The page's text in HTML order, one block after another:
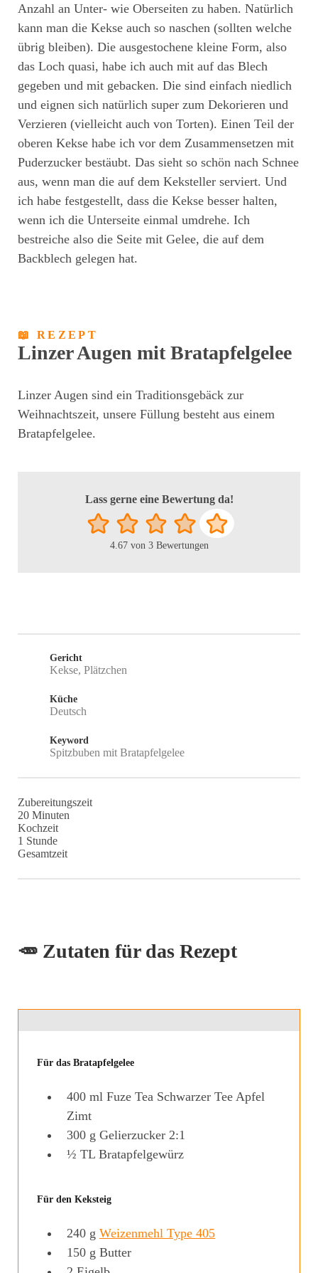
Anzahl an Unter- wie Oberseiten zu haben. Natürlich
kann man die Kekse auch so naschen (sollten welche
übrig bleiben). Die ausgestochene kleine Form, also
das Loch quasi, habe ich auch mit auf das Blech
gegeben und mit gebacken. Die sind einfach niedlich
und eignen sich natürlich super zum Dekorieren und
Verzieren (vielleicht auch von Torten). Einen Teil der
oberen Kekse habe ich vor dem Zusammensetzen mit
Puderzucker bestäubt. Das sieht so schön nach Schnee
aus, wenn man die auf dem Keksteller serviert. Und
ich habe festgestellt, dass die Kekse besser halten,
wenn ich die Unterseite einmal umdrehe. Ich
bestreiche also die Seite mit Gelee, die auf dem
Backblech gelegen hat.
📖 REZEPT
Linzer Augen mit Bratapfelgelee
Linzer Augen sind ein Traditionsgebäck zur
Weihnachtszeit, unsere Füllung besteht aus einem
Bratapfelgelee.
Lass gerne eine Bewertung da!
4.67von 3Bewertungen
Gericht
Kekse, Plätzchen
Küche
Deutsch
Keyword
Spitzbuben mit Bratapfelgelee
Zubereitungszeit
20Minuten
Minuten
Kochzeit
1 Stunde
Stunde
Gesamtzeit
🥕 Zutaten für das Rezept
Für das Bratapfelgelee
400 ml Fuze Tea Schwarzer Tee Apfel
Zimt
300 g Gelierzucker 2:1
½ TL Bratapfelgewürz
Für den Keksteig
240 g Weizenmehl Type 405
150 g Butter